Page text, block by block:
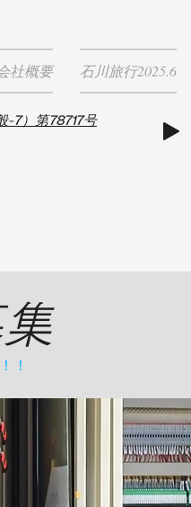
社概要 石川旅行2025.6
-7）第78717号
！